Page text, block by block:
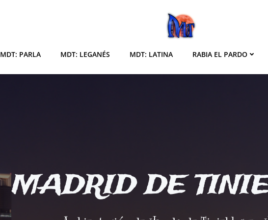
MDT: PARLA MDT: LEGANÉS MDT: LATINA RABIA EL PARDO
MADRID DE